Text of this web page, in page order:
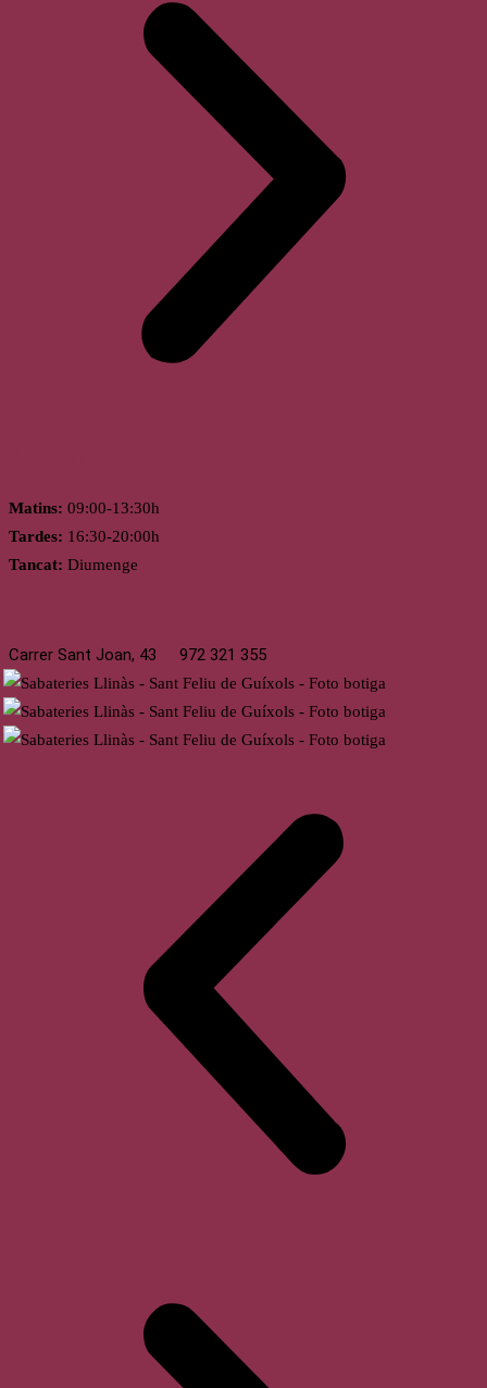
Matins: 09:00-13:30h
Tardes: 16:30-20:00h
Tancat: Diumenge
Carrer Sant Joan, 43 972 321 355